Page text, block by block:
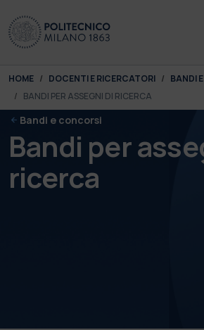
You are here:
HOME DOCENTI E RICERCATORI
BANDI
BANDI PER ASSEGNI DI RICERCA
Bandi e concorsi
Bandi per
ricerca